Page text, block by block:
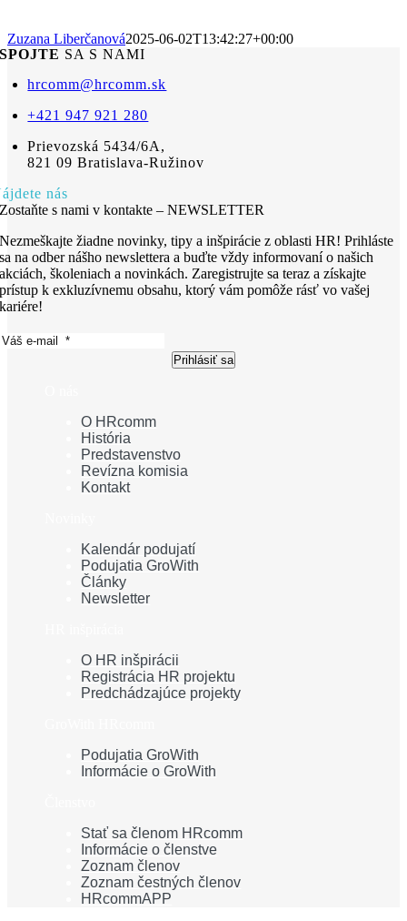
Zuzana Liberčanová2025-06-02T13:42:27+00:00
SPOJTE SA S NAMI
hrcomm@hrcomm.sk
+421 947 921 280
Prievozská 5434/6A,
821 09 Bratislava-Ružinov
nás
Zostaňte s nami v kontakte – NEWSLETTER
Nezmeškajte žiadne novinky, tipy a inšpirácie z oblasti HR! Prihláste
sa na odber nášho newslettera a buďte vždy informovaní o našich
akciách, školeniach a novinkách. Zaregistrujte sa teraz a získajte
prístup k exkluzívnemu obsahu, ktorý vám pomôže rásť vo vašej
kariére!
Prihlásiť sa
O HRcomm
História
Predstavenstvo
Revízna komisia
Kontakt
Kalendár podujatí
Podujatia GroWith
Články
Newsletter
O HR inšpirácii
Registrácia HR projektu
Predchádzajúce projekty
Podujatia GroWith
Informácie o GroWith
Stať sa členom HRcomm
Informácie o členstve
Zoznam členov
Zoznam čestných členov
HRcommAPP